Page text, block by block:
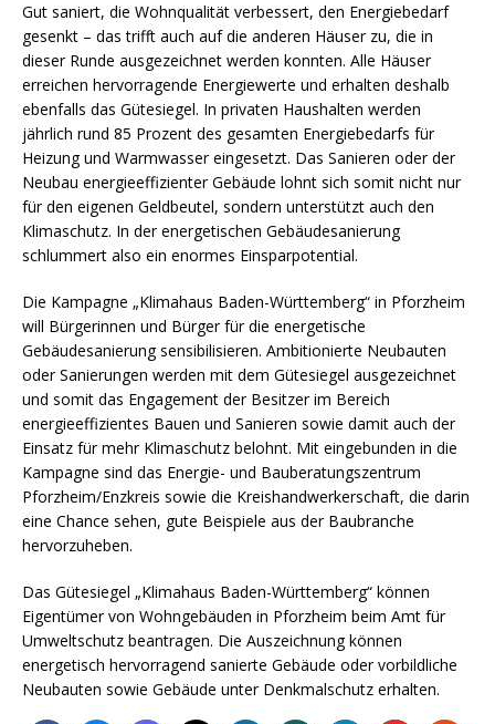
Gut saniert, die Wohnqualität verbessert, den Energiebedarf
gesenkt – das trifft auch auf die anderen Häuser zu, die in
dieser Runde ausgezeichnet werden konnten. Alle Häuser
erreichen hervorragende Energiewerte und erhalten deshalb
ebenfalls das Gütesiegel. In privaten Haushalten werden
jährlich rund 85 Prozent des gesamten Energiebedarfs für
Heizung und Warmwasser eingesetzt. Das Sanieren oder der
Neubau energieeffizienter Gebäude lohnt sich somit nicht nur
für den eigenen Geldbeutel, sondern unterstützt auch den
Klimaschutz. In der energetischen Gebäudesanierung
schlummert also ein enormes Einsparpotential.
Die Kampagne „Klimahaus Baden-Württemberg“ in Pforzheim
will Bürgerinnen und Bürger für die energetische
Gebäudesanierung sensibilisieren. Ambitionierte Neubauten
oder Sanierungen werden mit dem Gütesiegel ausgezeichnet
und somit das Engagement der Besitzer im Bereich
energieeffizientes Bauen und Sanieren sowie damit auch der
Einsatz für mehr Klimaschutz belohnt. Mit eingebunden in die
Kampagne sind das Energie- und Bauberatungszentrum
Pforzheim/Enzkreis sowie die Kreishandwerkerschaft, die darin
eine Chance sehen, gute Beispiele aus der Baubranche
hervorzuheben.
Das Gütesiegel „Klimahaus Baden-Württemberg“ können
Eigentümer von Wohngebäuden in Pforzheim beim Amt für
Umweltschutz beantragen. Die Auszeichnung können
energetisch hervorragend sanierte Gebäude oder vorbildliche
Neubauten sowie Gebäude unter Denkmalschutz erhalten.